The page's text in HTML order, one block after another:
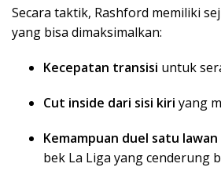
Secara taktik, Rashford memiliki
yang bisa dimaksimalkan:
Kecepatan transisi untuk
Cut inside dari sisi kiri yang
Kemampuan duel satu
bek La Liga yang cenderung